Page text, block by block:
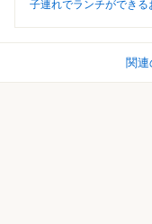
子連れでランチができる
関